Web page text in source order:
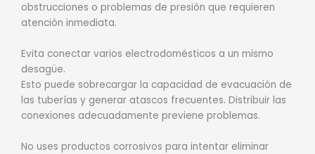
obstrucciones o problemas de presión que requieren
atención inmediata.
Evita conectar varios electrodomésticos a un mismo
desagüe.
Esto puede sobrecargar la capacidad de evacuación de
las tuberías y generar atascos frecuentes. Distribuir las
conexiones adecuadamente previene problemas.
No uses productos corrosivos para intentar eliminar